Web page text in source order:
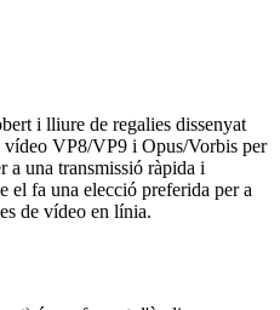
i lliure de regalies dissenyat
VP8/VP9 i Opus/Vorbis per
a una transmissió ràpida i
el fa una elecció preferida per a
de vídeo en línia.